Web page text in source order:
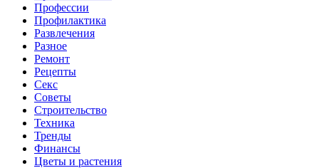
Профессии
Профилактика
Развлечения
Разное
Ремонт
Рецепты
Секс
Советы
Строительство
Техника
Тренды
Финансы
Цветы и растения